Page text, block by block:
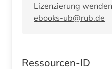
Lizenzierung
ebooks-ub@rub.de
Ressourcen-ID